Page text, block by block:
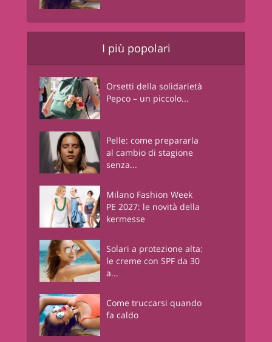
I più popolari
Orsetti della solidarietà
Pepco – un piccolo...
Pelle: come prepararla
al cambio di stagione
senza...
Milano Fashion Week
PE 2027: le novità della
kermesse
Solari a protezione alta:
le creme con SPF da 30
a...
Come truccarsi quando
fa caldo